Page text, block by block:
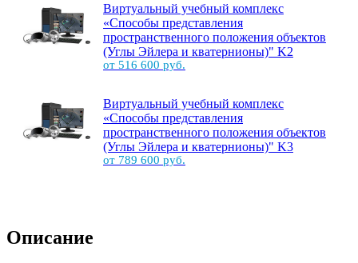
Виртуальный учебный комплекс
«Способы представления
пространственного положения объектов
(Углы Эйлера и кватернионы)" K2
от 516 600 руб.
Виртуальный учебный комплекс
«Способы представления
пространственного положения объектов
(Углы Эйлера и кватернионы)" K3
от 789 600 руб.
Описание